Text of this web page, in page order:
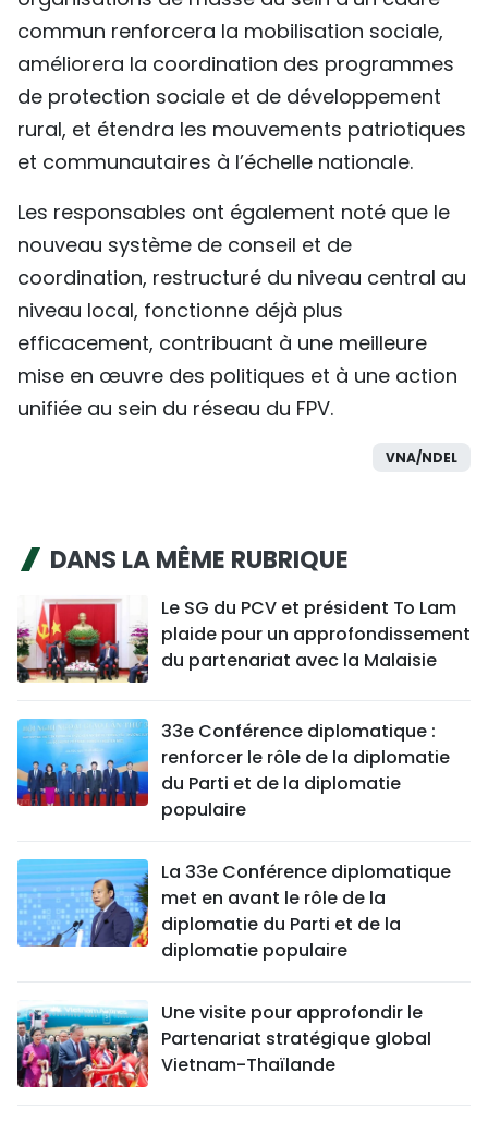
commun renforcera la mobilisation sociale,
améliorera la coordination des programmes
de protection sociale et de développement
rural, et étendra les mouvements patriotiques
et communautaires à l’échelle nationale.
Les responsables ont également noté que le
nouveau système de conseil et de
coordination, restructuré du niveau central au
niveau local, fonctionne déjà plus
efficacement, contribuant à une meilleure
mise en œuvre des politiques et à une action
unifiée au sein du réseau du FPV.
VNA/NDEL
DANS LA MÊME RUBRIQUE
Le SG du PCV et président To Lam
plaide pour un approfondissement
du partenariat avec la Malaisie
33e Conférence diplomatique :
renforcer le rôle de la diplomatie
du Parti et de la diplomatie
populaire
La 33e Conférence diplomatique
met en avant le rôle de la
diplomatie du Parti et de la
diplomatie populaire
Une visite pour approfondir le
Partenariat stratégique global
Vietnam-Thaïlande